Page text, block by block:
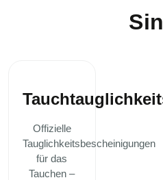
Offizielle
Tauglichkeitsbescheinigungen
für das
Tauchen –